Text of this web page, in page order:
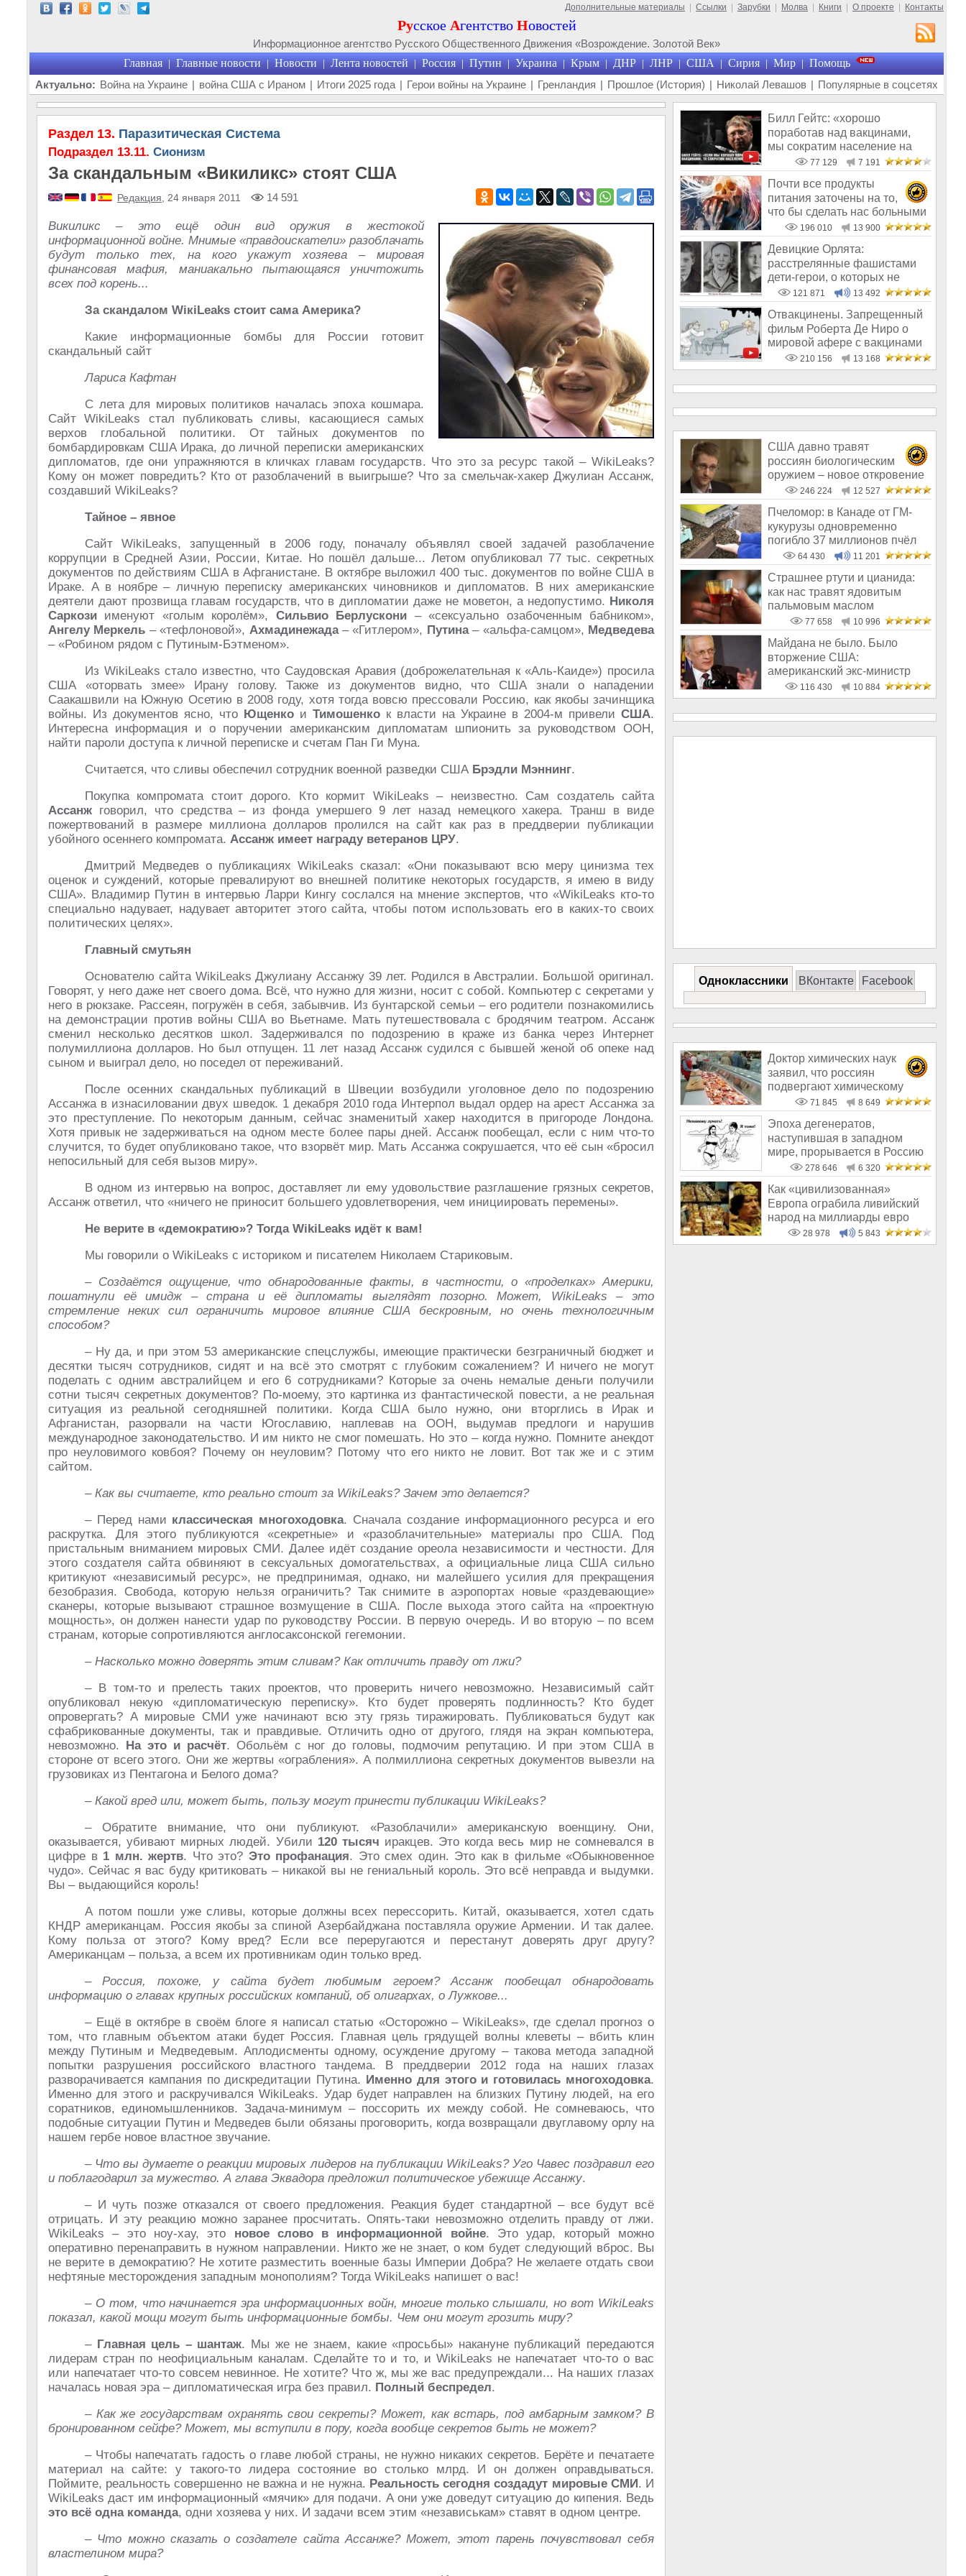
Дополнительные материалы Ссылки Зарубки Молва Книги О проекте Контакты
Русское Агентство Новостей
Информационное агентство Русского Общественного Движения «Возрождение. Золотой Век»
Главная | Главные новости | Новости | Лента новостей | Россия | Путин | Украина | Крым | ДНР | ЛНР | США | Сирия | Мир | Помощь
Актуально: Война на Украине | война США с Ираном | Итоги 2025 года | Герои войны на Украине | Гренландия | Прошлое (История) | Николай Левашов | Популярные в соцсетях
Раздел 13. Паразитическая Система
Подраздел 13.11. Сионизм
За скандальным «Викиликс» стоят США
Редакция , 24 января 2011 14 591
Викиликс – это ещё один вид оружия в жестокой
информационной войне. Мнимые «правдоискатели» разоблачать
будут только тех, на кого укажут хозяева – мировая
финансовая мафия, маниакально пытающаяся уничтожить
всех под корень...
За скандалом WiкiLeaks стоит сама Америка?
Какие информационные бомбы для России готовит
скандальный сайт
Лариса Кафтан
С лета для мировых политиков началась эпоха кошмара.
Сайт WikiLeаks стал публиковать сливы, касающиеся самых
верхов глобальной политики. От тайных документов по
бомбардировкам США Ирака, до личной переписки американских
дипломатов, где они упражняются в кличках главам государств. Что это за ресурс такой – WikiLeаks?
Кому он может повредить? Кто от разоблачений в выигрыше? Что за смельчак-хакер Джулиан Ассанж,
создавший WikiLeаks?
Тайное – явное
Сайт WikiLeaks, запущенный в 2006 году, поначалу объявлял своей задачей разоблачение
коррупции в Средней Азии, России, Китае. Но пошёл дальше... Летом опубликовал 77 тыс. секретных
документов по действиям США в Афганистане. В октябре выложил 400 тыс. документов по войне США в
Ираке. А в ноябре – личную переписку американских чиновников и дипломатов. В них американские
деятели дают прозвища главам государств, что в дипломатии даже не моветон, а недопустимо. Николя
Саркози именуют «голым королём», Сильвио Берлускони – «сексуально озабоченным бабником»,
Ангелу Меркель – «тефлоновой», Ахмадинежада– «Гитлером», Путина– «альфа-самцом», Медведева
– «Робином рядом с Путиным-Бэтменом».
Из WikiLeaks стало известно, что Саудовская Аравия (доброжелательная к «Аль-Каиде») просила
США «оторвать змее» Ирану голову. Также из документов видно, что США знали о нападении
Саакашвили на Южную Осетию в 2008 году, хотя тогда вовсю прессовали Россию, как якобы зачинщика
войны. Из документов ясно, что Ющенко и Тимошенко к власти на Украине в 2004-м привели США.
Интересна информация и о поручении американским дипломатам шпионить за руководством ООН,
найти пароли доступа к личной переписке и счетам Пан Ги Муна.
Считается, что сливы обеспечил сотрудник военной разведки США Брэдли Мэннинг.
Покупка компромата стоит дорого. Кто кормит WikiLeaks – неизвестно. Сам создатель сайта
Ассанж говорил, что средства – из фонда умершего 9 лет назад немецкого хакера. Транш в виде
пожертвований в размере миллиона долларов пролился на сайт как раз в преддверии публикации
убойного осеннего компромата. Ассанж имеет награду ветеранов ЦРУ.
Дмитрий Медведев о публикациях WikiLeaks сказал: «Они показывают всю меру цинизма тех
оценок и суждений, которые превалируют во внешней политике некоторых государств, я имею в виду
США». Владимир Путин в интервью Ларри Кингу сослался на мнение экспертов, что «WikiLeaks кто-то
специально надувает, надувает авторитет этого сайта, чтобы потом использовать его в каких-то своих
политических целях».
Главный смутьян
Основателю сайта WikiLeaks Джулиану Ассанжу 39 лет. Родился в Австралии. Большой оригинал.
Говорят, у него даже нет своего дома. Всё, что нужно для жизни, носит с собой. Компьютер с секретами у
него в рюкзаке. Рассеян, погружён в себя, забывчив. Из бунтарской семьи – его родители познакомились
на демонстрации против войны США во Вьетнаме. Мать путешествовала с бродячим театром. Ассанж
сменил несколько десятков школ. Задерживался по подозрению в краже из банка через Интернет
полумиллиона долларов. Но был отпущен. 11 лет назад Ассанж судился с бывшей женой об опеке над
сыном и выиграл дело, но поседел от переживаний.
После осенних скандальных публикаций в Швеции возбудили уголовное дело по подозрению
Ассанжа в изнасиловании двух шведок. 1 декабря 2010 года Интерпол выдал ордер на арест Ассанжа за
это преступление. По некоторым данным, сейчас знаменитый хакер находится в пригороде Лондона.
Хотя привык не задерживаться на одном месте более пары дней. Ассанж пообещал, если с ним что-то
случится, то будет опубликовано такое, что взорвёт мир. Мать Ассанжа сокрушается, что её сын «бросил
непосильный для себя вызов миру».
В одном из интервью на вопрос, доставляет ли ему удовольствие разглашение грязных секретов,
Ассанж ответил, что «ничего не приносит большего удовлетворения, чем инициировать перемены».
Не верите в «демократию»? Тогда WikiLeaks идёт к вам!
Мы говорили о WikiLeaks с историком и писателем Николаем Стариковым.
– Создаётся ощущение, что обнародованные факты, в частности, о «проделках» Америки,
пошатнули её имидж – страна и её дипломаты выглядят позорно. Может, WikiLeаks – это
стремление неких сил ограничить мировое влияние США бескровным, но очень технологичным
способом?
– Ну да, и при этом 53 американские спецслужбы, имеющие практически безграничный бюджет и
десятки тысяч сотрудников, сидят и на всё это смотрят с глубоким сожалением? И ничего не могут
поделать с одним австралийцем и его 6 сотрудниками? Которые за очень немалые деньги получили
сотни тысяч секретных документов? По-моему, это картинка из фантастической повести, а не реальная
ситуация из реальной сегодняшней политики. Когда США было нужно, они вторглись в Ирак и
Афганистан, разорвали на части Югославию, наплевав на ООН, выдумав предлоги и нарушив
международное законодательство. И им никто не смог помешать. Но это – когда нужно. Помните анекдот
про неуловимого ковбоя? Почему он неуловим? Потому что его никто не ловит. Вот так же и с этим
сайтом.
– Как вы считаете, кто реально стоит за WikiLeаks? Зачем это делается?
– Перед нами классическая многоходовка. Сначала создание информационного ресурса и его
раскрутка. Для этого публикуются «секретные» и «разоблачительные» материалы про США. Под
пристальным вниманием мировых СМИ. Далее идёт создание ореола независимости и честности. Для
этого создателя сайта обвиняют в сексуальных домогательствах, а официальные лица США сильно
критикуют «независимый ресурс», не предпринимая, однако, ни малейшего усилия для прекращения
безобразия. Свобода, которую нельзя ограничить? Так снимите в аэропортах новые «раздевающие»
сканеры, которые вызывают страшное возмущение в США. После выхода этого сайта на «проектную
мощность», он должен нанести удар по руководству России. В первую очередь. И во вторую – по всем
странам, которые сопротивляются англосаксонской гегемонии.
– Насколько можно доверять этим сливам? Как отличить правду от лжи?
– В том-то и прелесть таких проектов, что проверить ничего невозможно. Независимый сайт
опубликовал некую «дипломатическую переписку». Кто будет проверять подлинность? Кто будет
опровергать? А мировые СМИ уже начинают всю эту грязь тиражировать. Публиковаться будут как
сфабрикованные документы, так и правдивые. Отличить одно от другого, глядя на экран компьютера,
невозможно. На это и расчёт. Обольём с ног до головы, подмочим репутацию. И при этом США в
стороне от всего этого. Они же жертвы «ограбления». А полмиллиона секретных документов вывезли на
грузовиках из Пентагона и Белого дома?
– Какой вред или, может быть, пользу могут принести публикации WikiLeаks?
– Обратите внимание, что они публикуют. «Разоблачили» американскую военщину. Они,
оказывается, убивают мирных людей. Убили 120 тысяч иракцев. Это когда весь мир не сомневался в
цифре в 1 млн. жертв. Что это? Это профанация. Это смех один. Это как в фильме «Обыкновенное
чудо». Сейчас я вас буду критиковать – никакой вы не гениальный король. Это всё неправда и выдумки.
Вы – выдающийся король!
А потом пошли уже сливы, которые должны всех перессорить. Китай, оказывается, хотел сдать
КНДР американцам. Россия якобы за спиной Азербайджана поставляла оружие Армении. И так далее.
Кому польза от этого? Кому вред? Если все переругаются и перестанут доверять друг другу?
Американцам – польза, а всем их противникам один только вред.
– Россия, похоже, у сайта будет любимым героем? Ассанж пообещал обнародовать
информацию о главах крупных российских компаний, об олигархах, о Лужкове...
– Ещё в октябре в своём блоге я написал статью «Осторожно – WikiLeaks», где сделал прогноз о
том, что главным объектом атаки будет Россия. Главная цель грядущей волны клеветы – вбить клин
между Путиным и Медведевым. Аплодисменты одному, осуждение другому – такова метода западной
попытки разрушения российского властного тандема. В преддверии 2012 года на наших глазах
разворачивается кампания по дискредитации Путина. Именно для этого и готовилась многоходовка.
Именно для этого и раскручивался WikiLeaks. Удар будет направлен на близких Путину людей, на его
соратников, единомышленников. Задача-минимум – поссорить их между собой. Не сомневаюсь, что
подобные ситуации Путин и Медведев были обязаны проговорить, когда возвращали двуглавому орлу на
нашем гербе новое властное звучание.
– Что вы думаете о реакции мировых лидеров на публикации WikiLeaks? Уго Чавес поздравил его
и поблагодарил за мужество. А глава Эквадора предложил политическое убежище Ассанжу.
– И чуть позже отказался от своего предложения. Реакция будет стандартной – все будут всё
отрицать. И эту реакцию можно заранее просчитать. Опять-таки невозможно отделить правду от лжи.
WikiLeaks – это ноу-хау, это новое слово в информационной войне. Это удар, который можно
оперативно перенаправить в нужном направлении. Никто же не знает, о ком будет следующий вброс. Вы
не верите в демократию? Не хотите разместить военные базы Империи Добра? Не желаете отдать свои
нефтяные месторождения западным монополиям? Тогда WikiLeaks напишет о вас!
– О том, что начинается эра информационных войн, многие только слышали, но вот WikiLeaks
показал, какой мощи могут быть информационные бомбы. Чем они могут грозить миру?
– Главная цель – шантаж. Мы же не знаем, какие «просьбы» накануне публикаций передаются
лидерам стран по неофициальным каналам. Сделайте то и то, и WikiLeaks не напечатает что-то о вас
или напечатает что-то совсем невинное. Не хотите? Что ж, мы же вас предупреждали... На наших глазах
началась новая эра – дипломатическая игра без правил. Полный беспредел.
– Как же государствам охранять свои секреты? Может, как встарь, под амбарным замком? В
бронированном сейфе? Может, мы вступили в пору, когда вообще секретов быть не может?
– Чтобы напечатать гадость о главе любой страны, не нужно никаких секретов. Берёте и печатаете
материал на сайте: у такого-то лидера состояние во столько млрд. И он должен оправдываться.
Поймите, реальность совершенно не важна и не нужна. Реальность сегодня создадут мировые СМИ. И
WikiLeaks даст им информационный «мячик» для подачи. А они уже доведут ситуацию до кипения. Ведь
это всё одна команда, одни хозяева у них. И задачи всем этим «независькам» ставят в одном центре.
– Что можно сказать о создателе сайта Ассанже? Может, этот парень почувствовал себя
властелином мира?
Билл Гейтс: «хорошо
поработав над вакцинами,
мы сократим население на
10-15%»77 129 7 191
Почти все продукты
питания заточены на то,
что бы сделать нас больными
и бесплодным
196 010 13 900
Девицкие Орлята:
расстрелянные фашистами
дети-герои, о которых не
рассказывают в шк
121 871 13 492
Отвакцинены. Запрещенный
фильм Роберта Де Ниро о
мировой афере с вакцинами
210 156 13 168
США давно травят
россиян биологическим
оружием – новое откровение
Эдварда Сноудена
246 224 12 527
Пчеломор: в Канаде от ГМ-
кукурузы одновременно
погибло 37 миллионов пчёл
64 430 11 201
Страшнее ртути и цианида:
как нас травят ядовитым
пальмовым маслом
77 658 10 996
Майдана не было. Было
вторжение США:
американский экс-министр
написал открытое пись
116 430 10 884
Одноклассники ВКонтакте Facebook
Доктор химических наук
заявил, что россиян
подвергают химическому
геноциду71 845 8 649
Эпоха дегенератов,
наступившая в западном
мире, прорывается в Россию
278 646 6 320
Как «цивилизованная»
Европа ограбила ливийский
народ на миллиарды евро
28 978 5 843